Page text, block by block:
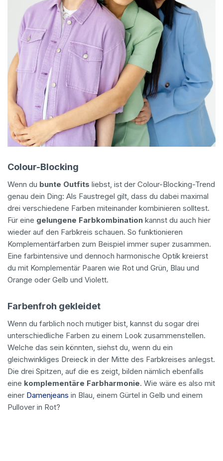
Colour-Blocking
Wenn du bunte Outfits liebst, ist der Colour-Blocking-Trend
genau dein Ding: Als Faustregel gilt, dass du dabei maximal
drei verschiedene Farben miteinander kombinieren solltest.
Für eine gelungene Farbkombination kannst du auch hier
wieder auf den Farbkreis schauen. So funktionieren
Komplementärfarben zum Beispiel immer super zusammen.
Eine farbintensive und dennoch harmonische Optik kreierst
du mit Komplementär Paaren wie Rot und Grün, Blau und
Orange oder Gelb und Violett.
Farbenfroh gekleidet
Wenn du farblich noch mutiger bist, kannst du sogar drei
unterschiedliche Farben zu einem Look zusammenstellen.
Welche das sein könnten, siehst du, wenn du ein
gleichwinkliges Dreieck in der Mitte des Farbkreises anlegst.
Die drei Spitzen, auf die es zeigt, bilden nämlich ebenfalls
eine komplementäre Farbharmonie. Wie wäre es also mit
einer Damenjeans in Blau, einem Gürtel in Gelb und einem
Pullover in Rot?